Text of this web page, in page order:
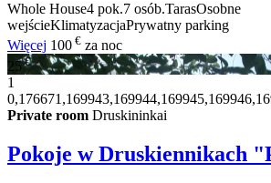
Whole House4 pok.7 osób.TarasOsobne
wejścieKlimatyzacjaPrywatny parking
Więcej 100 € za noc
25€
1
Private room Druskininkai
Pokoje w Druskiennikach